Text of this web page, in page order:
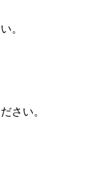
。
さい。